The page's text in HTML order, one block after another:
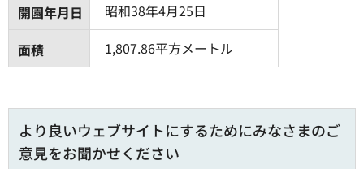
開園年月日
昭和38年4月25日
面積
1,807.86平方メートル
より良いウェブサイトにするためにみなさまのご
意見をお聞かせください